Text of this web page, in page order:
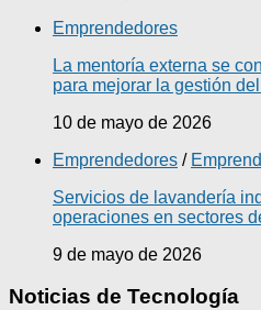
Emprendedores
La mentoría externa se
para mejorar la gestión
10 de mayo de 2026
Emprendedores /
Servicios de lavandería
operaciones en sectores
9 de mayo de 2026
Noticias de Tecnología